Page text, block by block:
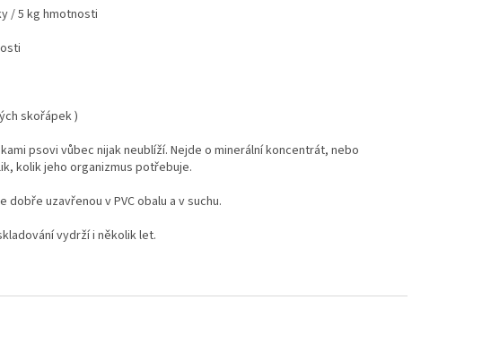
/ 5 kg hmotnosti
skořápek )
psovi vůbec nijak neublíží. Nejde o minerální koncentrát, nebo
kolik jeho organizmus potřebuje.
uzavřenou v PVC obalu a v suchu.
vydrží i několik let.